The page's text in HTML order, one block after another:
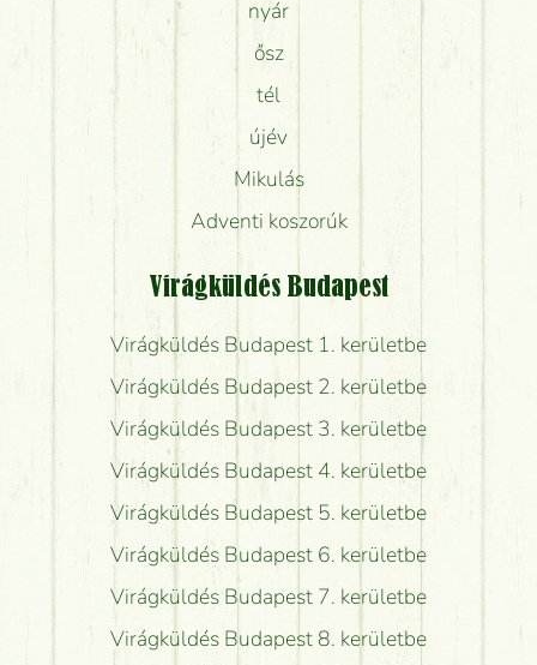
nyár
ősz
tél
újév
Mikulás
Adventi koszorúk
Virágküldés Budapest
Virágküldés Budapest 1. kerületbe
Virágküldés Budapest 2. kerületbe
Virágküldés Budapest 3. kerületbe
Virágküldés Budapest 4. kerületbe
Virágküldés Budapest 5. kerületbe
Virágküldés Budapest 6. kerületbe
Virágküldés Budapest 7. kerületbe
Virágküldés Budapest 8. kerületbe